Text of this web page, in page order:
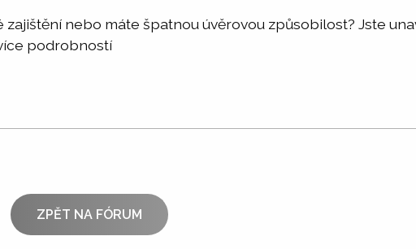
nebo máte špatnou úvěrovou způsobilost? Jste
podrobností
ZPĚT NA FÓRUM